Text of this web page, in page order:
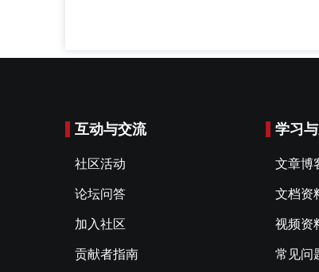
互动与交流
社区活动
论坛问答
加入社区
贡献者指南
学习
文章博
文档资
视频资
常见问